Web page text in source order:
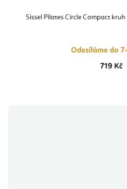
Sissel Pilates Circle Compact
Odesíláme do
719 Kč